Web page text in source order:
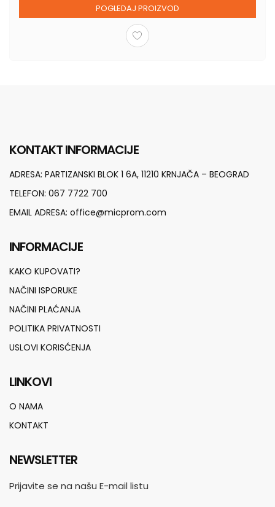
POGLEDAJ PROIZVOD
KONTAKT INFORMACIJE
ADRESA: PARTIZANSKI BLOK 1 6A, 11210 KRNJAČA – BEOGRAD
TELEFON: 067 7722 700
EMAIL ADRESA: office@micprom.com
INFORMACIJE
KAKO KUPOVATI?
NAČINI ISPORUKE
NAČINI PLAĆANJA
POLITIKA PRIVATNOSTI
USLOVI KORISĆENJA
LINKOVI
O NAMA
KONTAKT
NEWSLETTER
Prijavite se na našu E-mail listu